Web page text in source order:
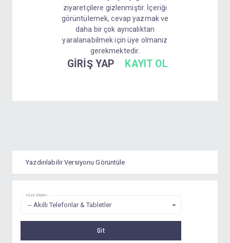
ziyaretçilere gizlenmiştir. İçeriği
görüntülemek, cevap yazmak ve
daha bir çok ayrıcalıktan
yaralanabilmek için üye olmanız
gerekmektedir.
GİRİŞ YAP KAYIT OL
Yazdırılabilir Versiyonu Görüntüle
Hızlı Erişim: